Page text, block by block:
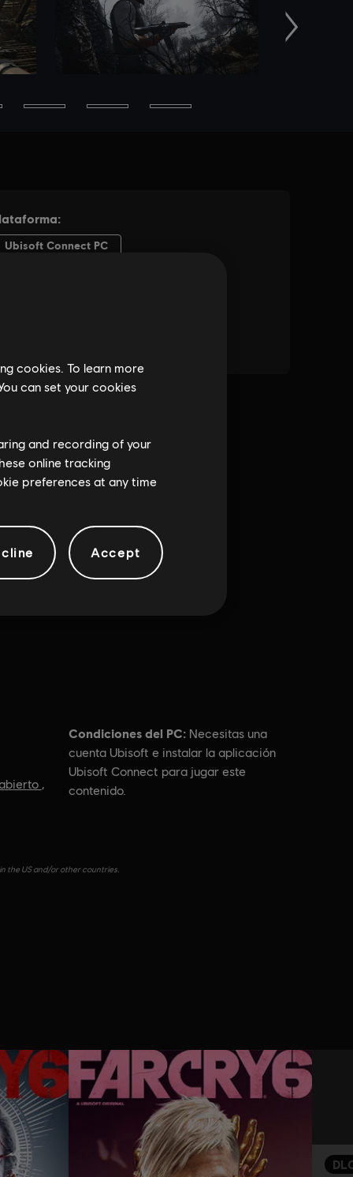
Siguiente
,
Condiciones del PC: Necesitas una
cuenta Ubisoft e instalar la aplicación
Ubisoft Connect para jugar este
contenido.
the US and/or other countries.
cookies. To learn more
can set your cookies
and recording of your
online tracking
preferences at any time
Accept